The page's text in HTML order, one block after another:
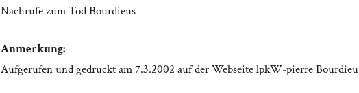
Nachrufe zum Tod Bourdieus
Anmerkung:
Aufgerufen und gedruckt am 7.3.2002 auf der Webseite lpkW-pierre Bourdieu